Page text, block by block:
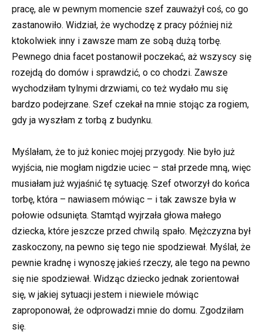
pracę, ale w pewnym momencie szef zauważył coś, co go
zastanowiło. Widział, że wychodzę z pracy później niż
ktokolwiek inny i zawsze mam ze sobą dużą torbę.
Pewnego dnia facet postanowił poczekać, aż wszyscy się
rozejdą do domów i sprawdzić, o co chodzi. Zawsze
wychodziłam tylnymi drzwiami, co też wydało mu się
bardzo podejrzane. Szef czekał na mnie stojąc za rogiem,
gdy ja wyszłam z torbą z budynku.
Myślałam, że to już koniec mojej przygody. Nie było już
wyjścia, nie mogłam nigdzie uciec – stał przede mną, więc
musiałam już wyjaśnić tę sytuację. Szef otworzył do końca
torbę, która – nawiasem mówiąc – i tak zawsze była w
połowie odsunięta. Stamtąd wyjrzała głowa małego
dziecka, które jeszcze przed chwilą spało. Mężczyzna był
zaskoczony, na pewno się tego nie spodziewał. Myślał, że
pewnie kradnę i wynoszę jakieś rzeczy, ale tego na pewno
się nie spodziewał. Widząc dziecko jednak zorientował
się, w jakiej sytuacji jestem i niewiele mówiąc
zaproponował, że odprowadzi mnie do domu. Zgodziłam
się.